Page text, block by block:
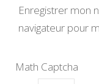
Enregistrer mon
navigateur pour
Math Captcha